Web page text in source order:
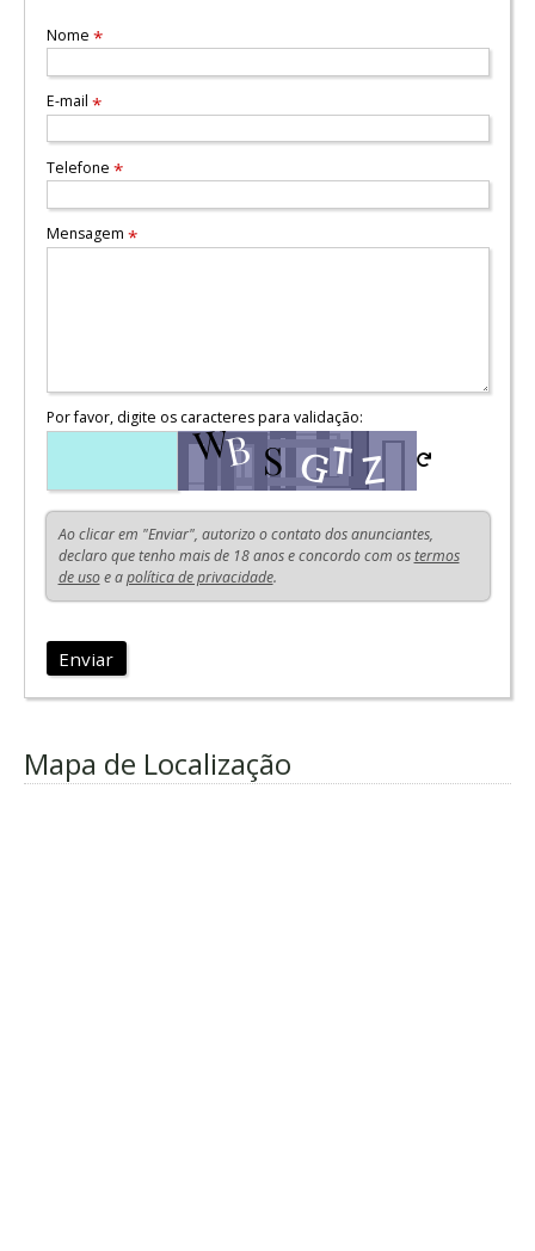
Nome *
E-mail *
Telefone *
Mensagem *
Por favor, digite os caracteres para validação:
Ao clicar em "Enviar", autorizo o contato dos anunciantes,
declaro que tenho mais de 18 anos e concordo com ostermos
de usoe apolítica de privacidade.
Enviar
Mapa de Localização